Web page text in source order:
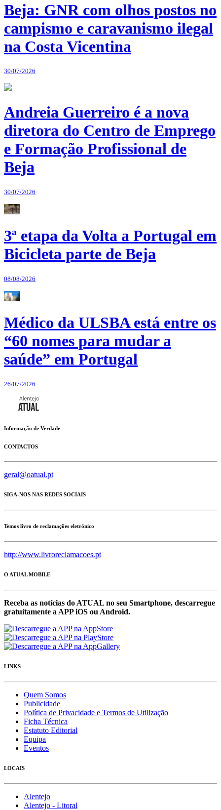
Beja: GNR com olhos postos no
campismo e caravanismo ilegal
na Costa Vicentina
30/07/2026
Andreia Guerreiro é a nova
diretora do Centro de Emprego
e Formação Profissional de
Beja
30/07/2026
3ª etapa da Volta a Portugal em
Bicicleta parte de Beja
08/08/2026
Médico da ULSBA está entre os
“60 nomes para mudar a
saúde” em Portugal
26/07/2026
Informação de Verdade
CONTACTOS
geral@oatual.pt
SIGA-NOS NAS REDES SOCIAIS
Temos livro de reclamações eletrónico
http://www.livroreclamacoes.pt
O ATUAL MOBILE
Receba as notícias do ATUAL no seu Smartphone, descarregue
gratuítamente a APP iOS ou Android.
LINKS
Quem Somos
Publicidade
Política de Privacidade e Termos de Utilização
Ficha Técnica
Estatuto Editorial
Equipa
Eventos
LOCAIS
Alentejo
Alentejo - Litoral